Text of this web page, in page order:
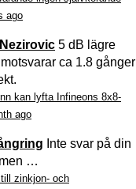
ago
5 dB lägre
ca 1.8 gånger
kan lyfta Infineons 8x8-
ago
Inte svar på din
…
zinkjon- och